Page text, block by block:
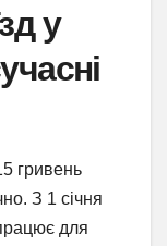
у
гривень
З 1 січня
для